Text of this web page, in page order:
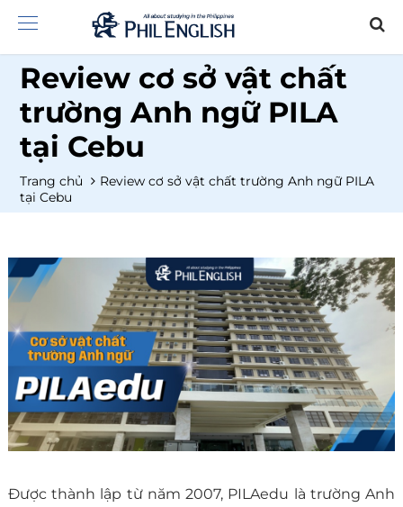
Review cơ sở vật chất
trường Anh ngữ PILA
tại Cebu
Trang chủ
Review cơ sở vật chất trường Anh ngữ PILA
tại Cebu
Được thành lập từ năm 2007, PILAedu là trường Anh